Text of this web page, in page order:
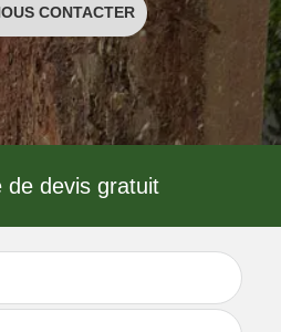
CONTACTER
de devis gratuit